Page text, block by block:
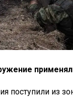
поступили из